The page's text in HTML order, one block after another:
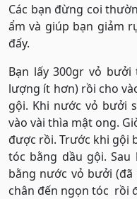
Các bạn đừng coi
ẩm và giúp bạn giảm
đấy.
Bạn lấy 300gr vỏ
lượng ít hơn) rồi cho
gội. Khi nước vỏ bưởi
vào vài thìa mật ong.
được rồi. Trước khi gội
tóc bằng dầu gội.
bằng nước vỏ bưởi
chân đến ngọn tóc rồi